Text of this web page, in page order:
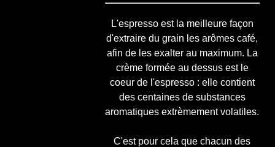
L'espresso est la meilleure façon
d'extraire du grain les arômes café,
afin de les exalter au maximum. La
crème formée au dessus est le
coeur de l'espresso : elle contient
des centaines de substances
aromatiques extrèmement volatiles.
C'est pour cela que chacun des